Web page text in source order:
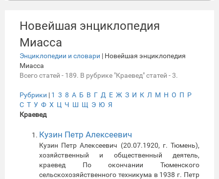
Новейшая энциклопедия
Миасса
Энциклопедии и словари | Новейшая энциклопедия
Миасса
Всего статей - 189. В рубрике "Краевед" статей - 3.
Рубрики | 1 3 8 А Б В Г Д Е Ж З И К Л М Н О П Р
С Т У Ф Х Ц Ч Ш Щ Э Ю Я
Краевед
Кузин Петр Алексеевич
Кузин Петр Алексеевич (20.07.1920, г. Тюмень),
хозяйственный и общественный деятель,
краевед По окончании Тюменского
сельскохозяйственного техникума в 1938 г. Петр